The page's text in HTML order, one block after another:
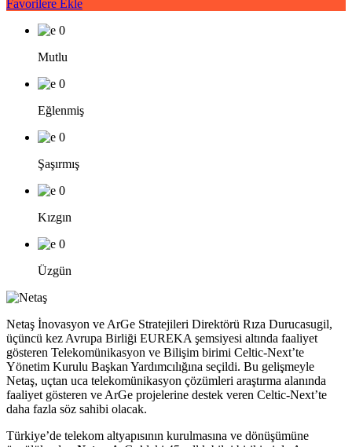
Favorilere Ekle
0
Mutlu
0
Eğlenmiş
0
Şaşırmış
0
Kızgın
0
Üzgün
Netaş İnovasyon ve ArGe Stratejileri Direktörü Rıza Durucasugil,
üçüncü kez Avrupa Birliği EUREKA şemsiyesi altında faaliyet
gösteren Telekomünikasyon ve Bilişim birimi Celtic-Next’te
Yönetim Kurulu Başkan Yardımcılığına seçildi. Bu gelişmeyle
Netaş, uçtan uca telekomünikasyon çözümleri araştırma alanında
faaliyet gösteren ve ArGe projelerine destek veren Celtic-Next’te
daha fazla söz sahibi olacak.
Türkiye’de telekom altyapısının kurulmasına ve dönüşümüne